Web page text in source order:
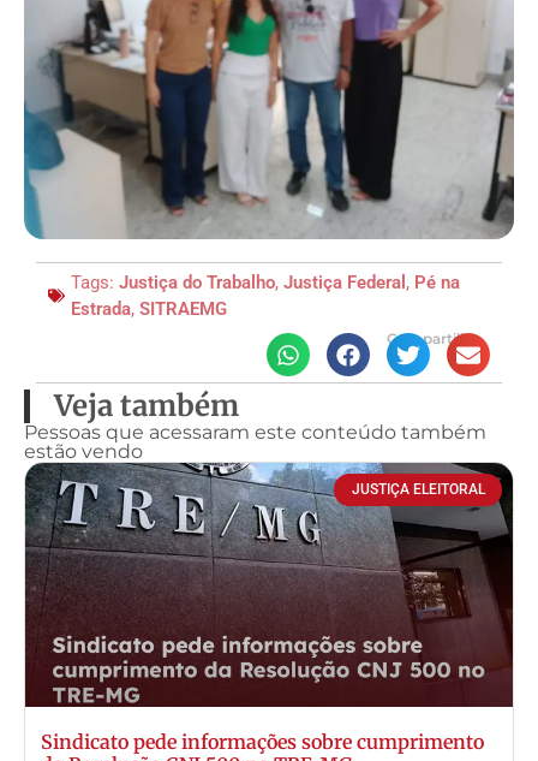
Tags: Justiça do Trabalho, Justiça Federal , Pé na
Estrada, SITRAEMG
Compartilhe
Veja também
Pessoas que acessaram este conteúdo também
estão vendo
JUSTIÇA ELEITORAL
Sindicato pede informações sobre cumprimento